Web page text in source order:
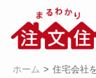
ホーム 住宅会社